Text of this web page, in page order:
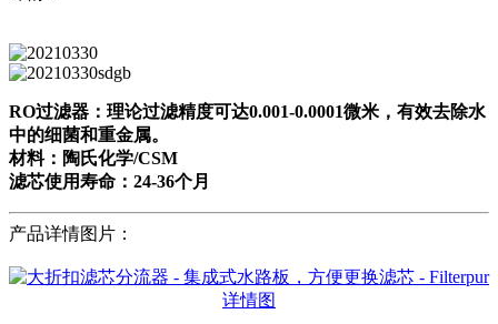
RO过滤器：理论过滤精度可达0.001-0.0001微米，有效去除水
中的细菌和重金属。
材料：陶氏化学/CSM
滤芯使用寿命：24-36个月
产品详情图片：